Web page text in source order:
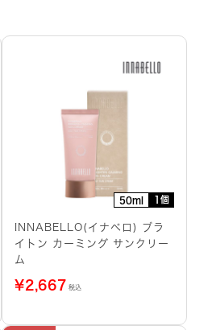
50ml 1個
INNABELLO(イナベロ) ブラ
イトン カーミング サンクリー
ム
¥2,667 税込